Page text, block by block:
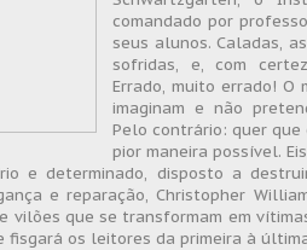
comandado por
seus alunos. Caladas,
sofridas, e, com
Errado, muito errado! O
imaginam e não
Pelo contrário: quer
pior maneira possível.
e determinado, disposto a
e reparação, Christopher
vilões que se transformam em
fisgará os leitores da primeira à